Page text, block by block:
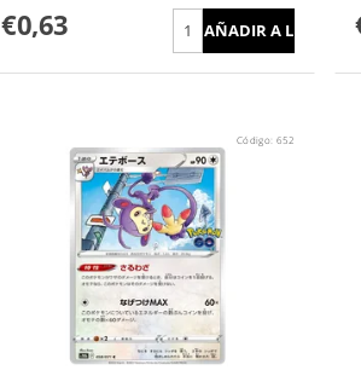
€0,63
Código: 652